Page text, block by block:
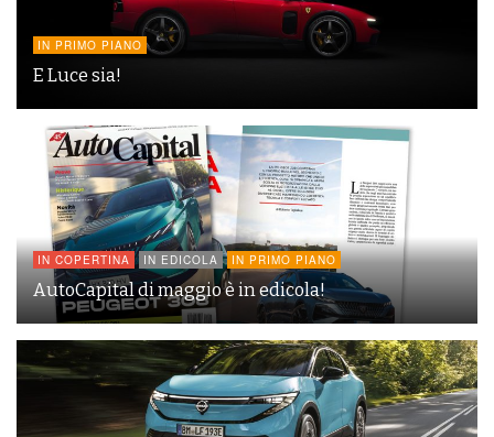
IN PRIMO PIANO
E Luce sia!
IN COPERTINA IN EDICOLA IN PRIMO PIANO
AutoCapital di maggio è in edicola!